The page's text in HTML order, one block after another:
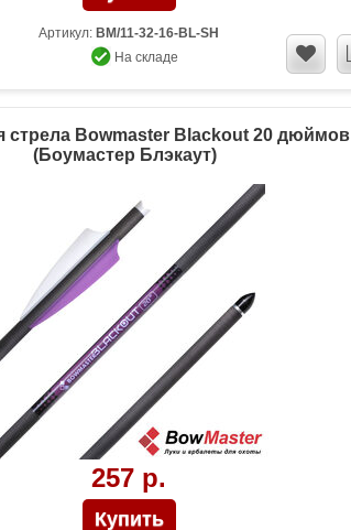
Артикул: BM/11-32-16-BL-SH
На складе
стрела Bowmaster Blackout 20 дюймов
(Боумастер Блэкаут)
257 р.